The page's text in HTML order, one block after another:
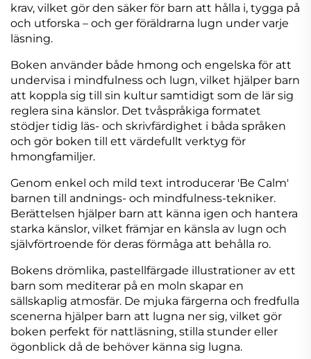
krav, vilket gör den säker för barn att hålla i, tygga på
och utforska – och ger föräldrarna lugn under varje
läsning.
Boken använder både hmong och engelska för att
undervisa i mindfulness och lugn, vilket hjälper barn
att koppla sig till sin kultur samtidigt som de lär sig
reglera sina känslor. Det tvåspråkiga formatet
stödjer tidig läs- och skrivfärdighet i båda språken
och gör boken till ett värdefullt verktyg för
hmongfamiljer.
Genom enkel och mild text introducerar 'Be Calm'
barnen till andnings- och mindfulness-tekniker.
Berättelsen hjälper barn att känna igen och hantera
starka känslor, vilket främjar en känsla av lugn och
självförtroende för deras förmåga att behålla ro.
Bokens drömlika, pastellfärgade illustrationer av ett
barn som mediterar på en moln skapar en
sällskaplig atmosfär. De mjuka färgerna och fredfulla
scenerna hjälper barn att lugna ner sig, vilket gör
boken perfekt för nattläsning, stilla stunder eller
ögonblick då de behöver känna sig lugna.